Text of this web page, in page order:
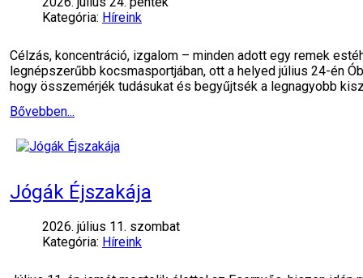
Kategória: Híreink
Célzás, koncentráció, izgalom – minden adott egy remek
legnépszerűbb kocsmasportjában, ott a helyed július 24-én
hogy összemérjék tudásukat és begyűjtsék a legnagyobb
Bővebben...
Jógák Éjszakája
2026. július 11. szombat
Kategória: Híreink